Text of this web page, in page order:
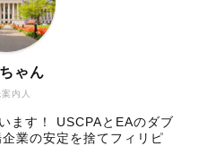
内人
ゃん
ます！ USCPAとEAのダブ
業の安定を捨てフィリピ